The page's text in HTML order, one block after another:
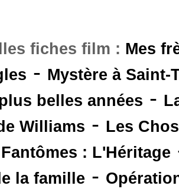
fiches film : Mes
- Mystère à Saint-
belles années -
Williams - Les
: L'Héritage
la famille -